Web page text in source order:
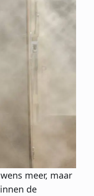
meer, maar
de